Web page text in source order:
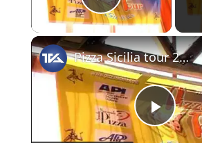
Play Video
Play
Pizza Sicilia tour 2009